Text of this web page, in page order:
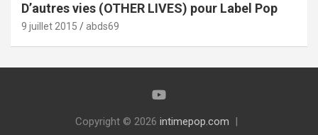
D’autres vies (OTHER LIVES) pour Label Pop
9 juillet 2015 abds69
Copyright © 2026 intimepop.com